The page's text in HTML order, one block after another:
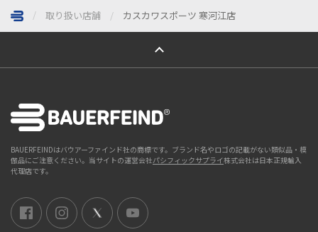
取り扱い店舗 カスカワスポーツ 寒河江店
ページトップへ
BAUERFEINDはバウアーファインド社の商標です。ブランド名やロゴの記載がない類似品・模
倣品にご注意ください。当サイトの運営会社パシフィックサプライ株式会社は日本正規輸入
代理店です。